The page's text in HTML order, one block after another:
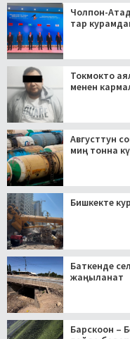
Чолпон-
тар
Токмокто
менен
Августтун
миң тонна
Бишкекте
Баткенде сел
жаңыланат
Барскоон –